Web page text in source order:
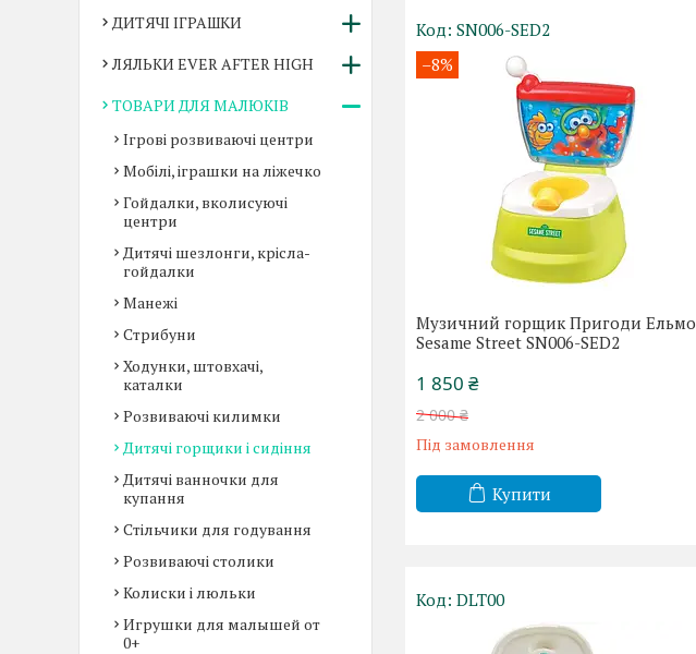
SN006-SED2
–8%
Музичний горщик Пригоди Ельмо
Sesame Street SN006-SED2
1 850 ₴
2 000 ₴
Під замовлення
Купити
DLT00
ДИТЯЧІ ІГРАШКИ
ЛЯЛЬКИ EVER AFTER HIGH
ТОВАРИ ДЛЯ МАЛЮКІВ
Ігрові розвиваючі центри
Мобілі, іграшки на ліжечко
Гойдалки, вколисуючі
центри
Дитячі шезлонги, крісла-
гойдалки
Манежі
Стрибуни
Ходунки, штовхачі,
каталки
Розвиваючі килимки
Дитячі горщики і сидіння
Дитячі ванночки для
купання
Стільчики для годування
Розвиваючі столики
Колиски і люльки
Игрушки для малышей от
0+